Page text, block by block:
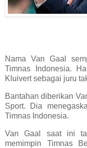
Nama Van Gaal
Timnas Indonesia.
Kluivert sebagai juru
Bantahan diberikan
Sport. Dia
Timnas Indonesia.
Van Gaal saat ini
memimpin Timnas